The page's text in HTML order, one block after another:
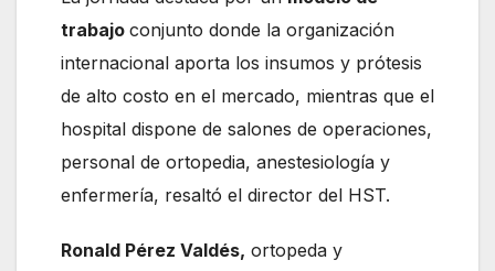
trabajo conjunto donde la organización
internacional aporta los insumos y prótesis
de alto costo en el mercado, mientras que el
hospital dispone de salones de operaciones,
personal de ortopedia, anestesiología y
enfermería, resaltó el director del HST.
Ronald Pérez Valdés, ortopeda y